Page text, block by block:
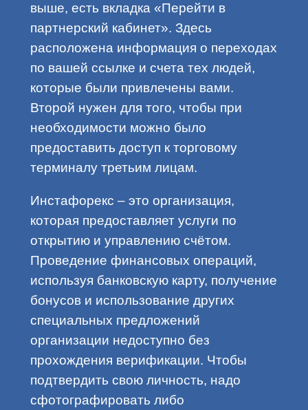
выше, есть вкладка «Перейти в
партнерский кабинет». Здесь
расположена информация о переходах
по вашей ссылке и счета тех людей,
которые были привлечены вами.
Второй нужен для того, чтобы при
необходимости можно было
предоставить доступ к торговому
терминалу третьим лицам.
Инстафорекс – это организация,
которая предоставляет услуги по
открытию и управлению счётом.
Проведение финансовых операций,
используя банковскую карту, получение
бонусов и использование других
специальных предложений
организации недоступно без
прохождения верификации. Чтобы
подтвердить свою личность, надо
сфотографировать либо